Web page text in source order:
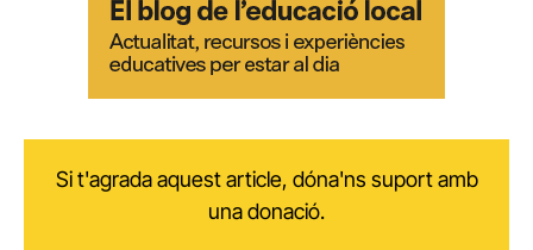
Si t'agrada aquest article, dóna'ns suport amb
una donació.